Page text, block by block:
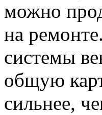
можно
на
системы
общую
сильнее,